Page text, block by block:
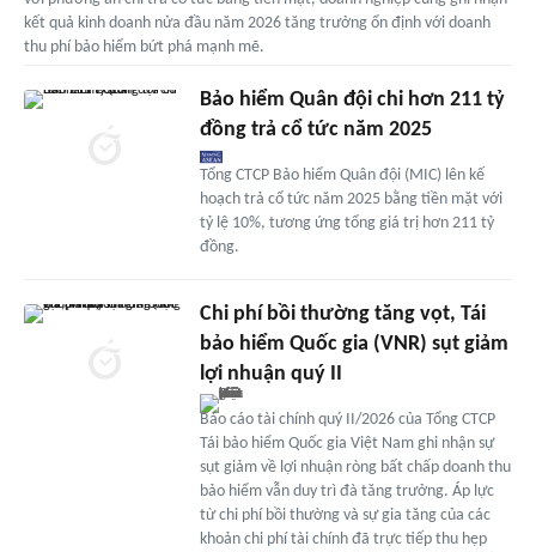
kết quả kinh doanh nửa đầu năm 2026 tăng trưởng ổn định với doanh
thu phí bảo hiểm bứt phá mạnh mẽ.
Bảo hiểm Quân đội chi hơn 211 tỷ
đồng trả cổ tức năm 2025
Tổng CTCP Bảo hiểm Quân đội (MIC) lên kế
hoạch trả cổ tức năm 2025 bằng tiền mặt với
tỷ lệ 10%, tương ứng tổng giá trị hơn 211 tỷ
đồng.
Chi phí bồi thường tăng vọt, Tái
bảo hiểm Quốc gia (VNR) sụt giảm
lợi nhuận quý II
Báo cáo tài chính quý II/2026 của Tổng CTCP
Tái bảo hiểm Quốc gia Việt Nam ghi nhận sự
sụt giảm về lợi nhuận ròng bất chấp doanh thu
bảo hiểm vẫn duy trì đà tăng trưởng. Áp lực
từ chi phí bồi thường và sự gia tăng của các
khoản chi phí tài chính đã trực tiếp thu hẹp